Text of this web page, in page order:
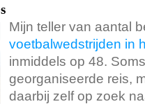
Mijn teller van aantal
voetbalwedstrijden in
inmiddels op 48.
georganiseerde reis,
daarbij zelf op zoek